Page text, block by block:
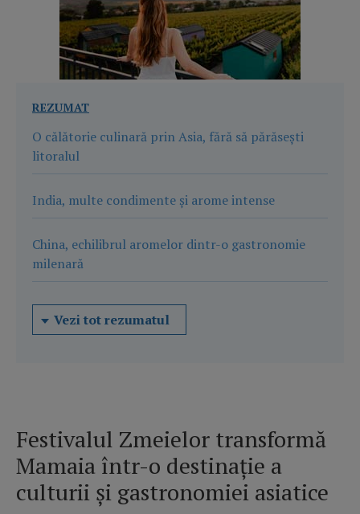
REZUMAT
O călătorie culinară prin Asia, fără să părăsești
litoralul
India, multe condimente și arome intense
China, echilibrul aromelor dintr-o gastronomie
milenară
Vezi tot rezumatul
Festivalul Zmeielor transformă
Mamaia într-o destinație a
culturii și gastronomiei asiatice